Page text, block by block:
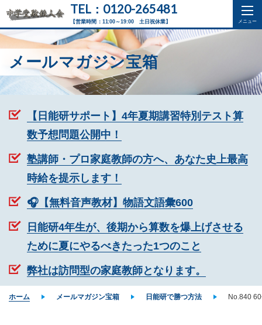
【営業時間：11:00～19:00 土日祝休業】
TEL：0120-265481
メールマガジン宝箱
【日能研サポート】4年夏期講習特別テスト算
数予想問題公開中！
塾講師・プロ家庭教師の方へ、あなた史上最高
時給を提示します！
🎧【無料音声教材】物語文語彙600
日能研4年生が、後期から算数を爆上げさせる
ために夏にやるべきたった1つのこと
弊社は訪問型の家庭教師となります。
ホーム メールマガジン宝箱 日能研で勝つ方法 No.840